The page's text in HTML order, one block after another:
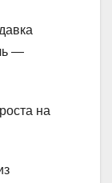
—
на